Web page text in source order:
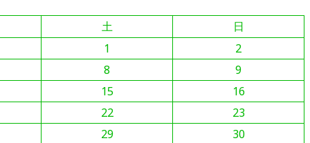
土
日
1
2
8
9
15
16
22
23
29 30